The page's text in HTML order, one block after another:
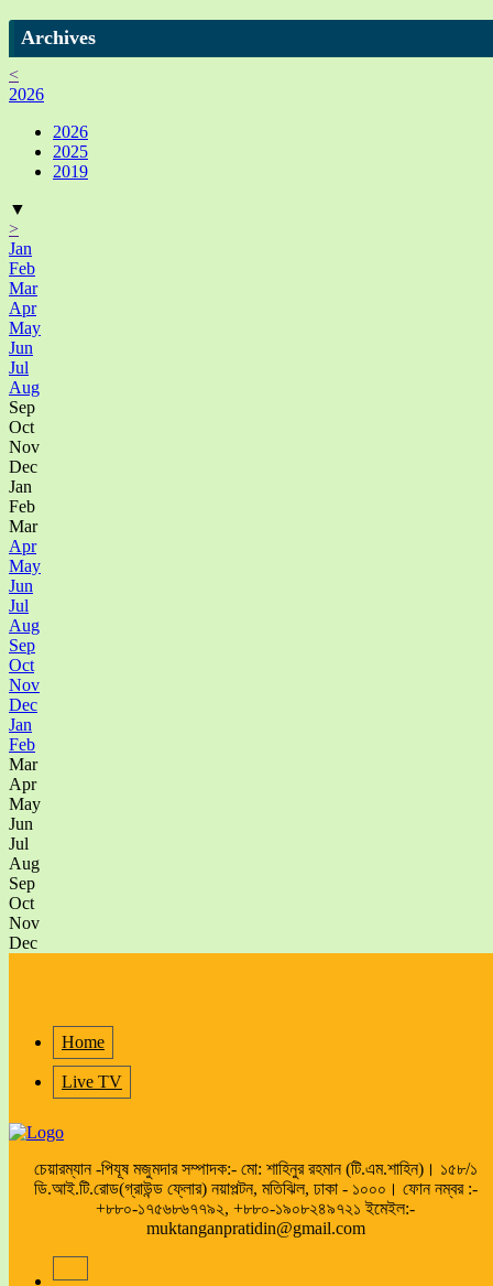
Archives
<
2026
2026
2025
2019
▼
>
Jan
Feb
Mar
Apr
May
Jun
Jul
Aug
Sep
Oct
Nov
Dec
Jan
Feb
Mar
Apr
May
Jun
Jul
Aug
Sep
Oct
Nov
Dec
Jan
Feb
Mar
Apr
May
Jun
Jul
Aug
Sep
Oct
Nov
Dec
Home
Live TV
চেয়ারম্যান -পিযূষ মজুমদার সম্পাদক:- মো: শাহিনুর রহমান (টি.এম.শাহিন)। ১৫৮/১
ডি.আই.টি.রোড(গ্রাউন্ড ফ্লোর) নয়াপল্টন, মতিঝিল, ঢাকা - ১০০০। ফোন নম্বর :-
+৮৮০-১৭৫৬৮৬৭৭৯২, +৮৮০-১৯০৮২৪৯৭২১ ইমেইল:-
muktanganpratidin@gmail.com